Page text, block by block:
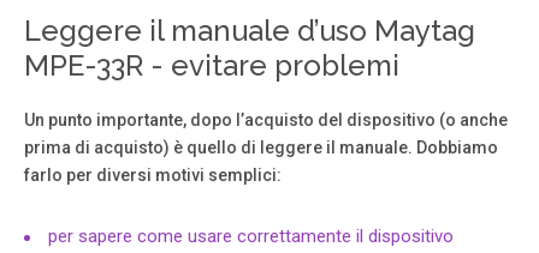
This appliance has been tested in accor - dance with UL
2021 and CSA C22.2 No. 46-M198 standards for ﬁ xed and
location dedicated electric room heaters.
Pagina 3
NOTE: DIAGRAMS & ILLUSTRA TIONS NOT TO SCALE. 3
Hammer Saw And/or Saber Saw Level Measu.
Leggere il manuale d’uso Maytag
MPE-33R - evitare problemi
Un punto importante, dopo l’acquisto del dispositivo (o anche
prima di acquisto) è quello di leggere il manuale. Dobbiamo
farlo per diversi motivi semplici:
per sapere come usare correttamente il dispositivo